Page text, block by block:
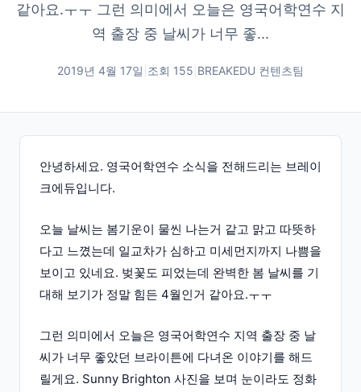
같아요.ㅜㅜ 그런 의미에서 오늘은 영국어학연수 지
역 출장 중 날씨가 너무 좋...
2019년 4월 17일 조회 155 BREAKEDU 컨텐츠팀
안녕하세요. 영국어학연수 소식을 전해드리는 브레이
크에듀입니다.
오늘 날씨는 봄기운이 물씬 나는거 같고 맑고 따뜻하
다고 느꼈는데 일교차가 심하고 미세먼지까지 나쁨을
보이고 있네요. 벚꽃도 피었는데 완벽한 봄 날씨를 기
대해 보기가 정말 힘든 4월인거 같아요.ㅜㅜ
그런 의미에서 오늘은 영국어학연수 지역 출장 중 날
씨가 너무 좋았던 브라이튼에 다녀온 이야기를 해드
릴게요. Sunny Brighton 사진을 보며 눈이라도 정화